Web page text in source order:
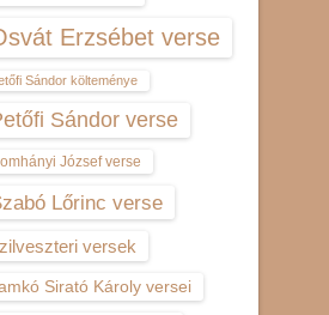
Erzsébet verse
Sándor költeménye
Sándor verse
József verse
Lőrinc verse
versek
Sirató Károly versei